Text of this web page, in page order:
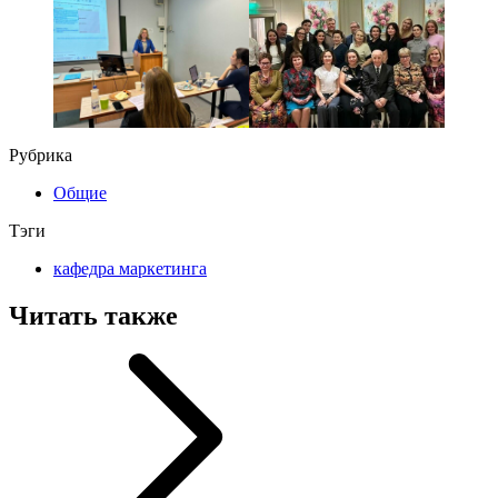
Рубрика
Общие
Тэги
кафедра маркетинга
Читать также